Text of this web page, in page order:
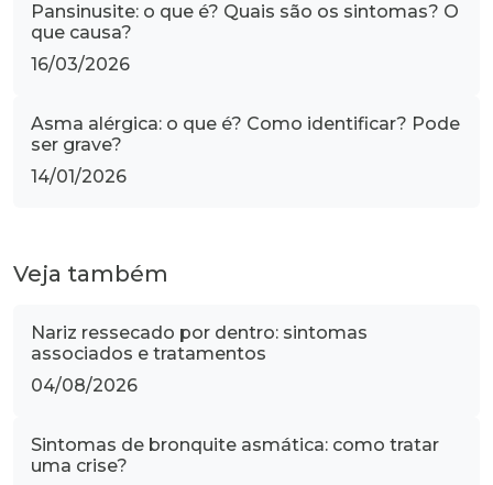
Pansinusite: o que é? Quais são os sintomas? O
que causa?
16/03/2026
Asma alérgica: o que é? Como identificar? Pode
ser grave?
14/01/2026
Veja também
Nariz ressecado por dentro: sintomas
associados e tratamentos
04/08/2026
Sintomas de bronquite asmática: como tratar
uma crise?